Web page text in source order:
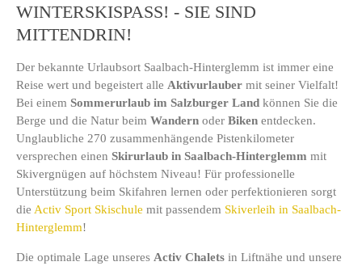
WINTERSKISPASS! - SIE SIND
MITTENDRIN!
Der bekannte Urlaubsort Saalbach-Hinterglemm ist immer eine
Reise wert und begeistert alle Aktivurlauber mit seiner Vielfalt!
Bei einem Sommerurlaub im Salzburger Land können Sie die
Berge und die Natur beim Wandern oder Biken entdecken.
Unglaubliche 270 zusammenhängende Pistenkilometer
versprechen einen Skirurlaub in Saalbach-Hinterglemm mit
Skivergnügen auf höchstem Niveau! Für professionelle
Unterstützung beim Skifahren lernen oder perfektionieren sorgt
die Activ Sport Skischule mit passendem Skiverleih in Saalbach-
Hinterglemm!
Die optimale Lage unseres Activ Chalets in Liftnähe und unsere